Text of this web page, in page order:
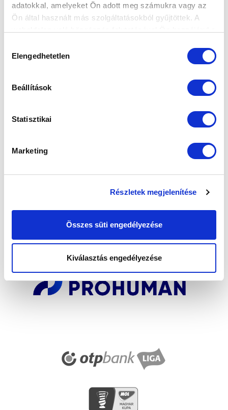
adatokkal, amelyeket Ön adott meg számukra vagy az
Ön által használt más szolgáltatásokból gyűjtöttek. A
kiválasztása
Elengedhetetlen
Beállítások
Statisztikai
Marketing
Részletek megjelenítése
Összes süti engedélyezése
Kiválasztás engedélyezése
VS
MTK BUDAPEST HÍRLEVÉL
Ne maradjon le egy eseményről sem! Iratkozzon fel ingyenes
FELIRATKOZOM
SZPONZOROK